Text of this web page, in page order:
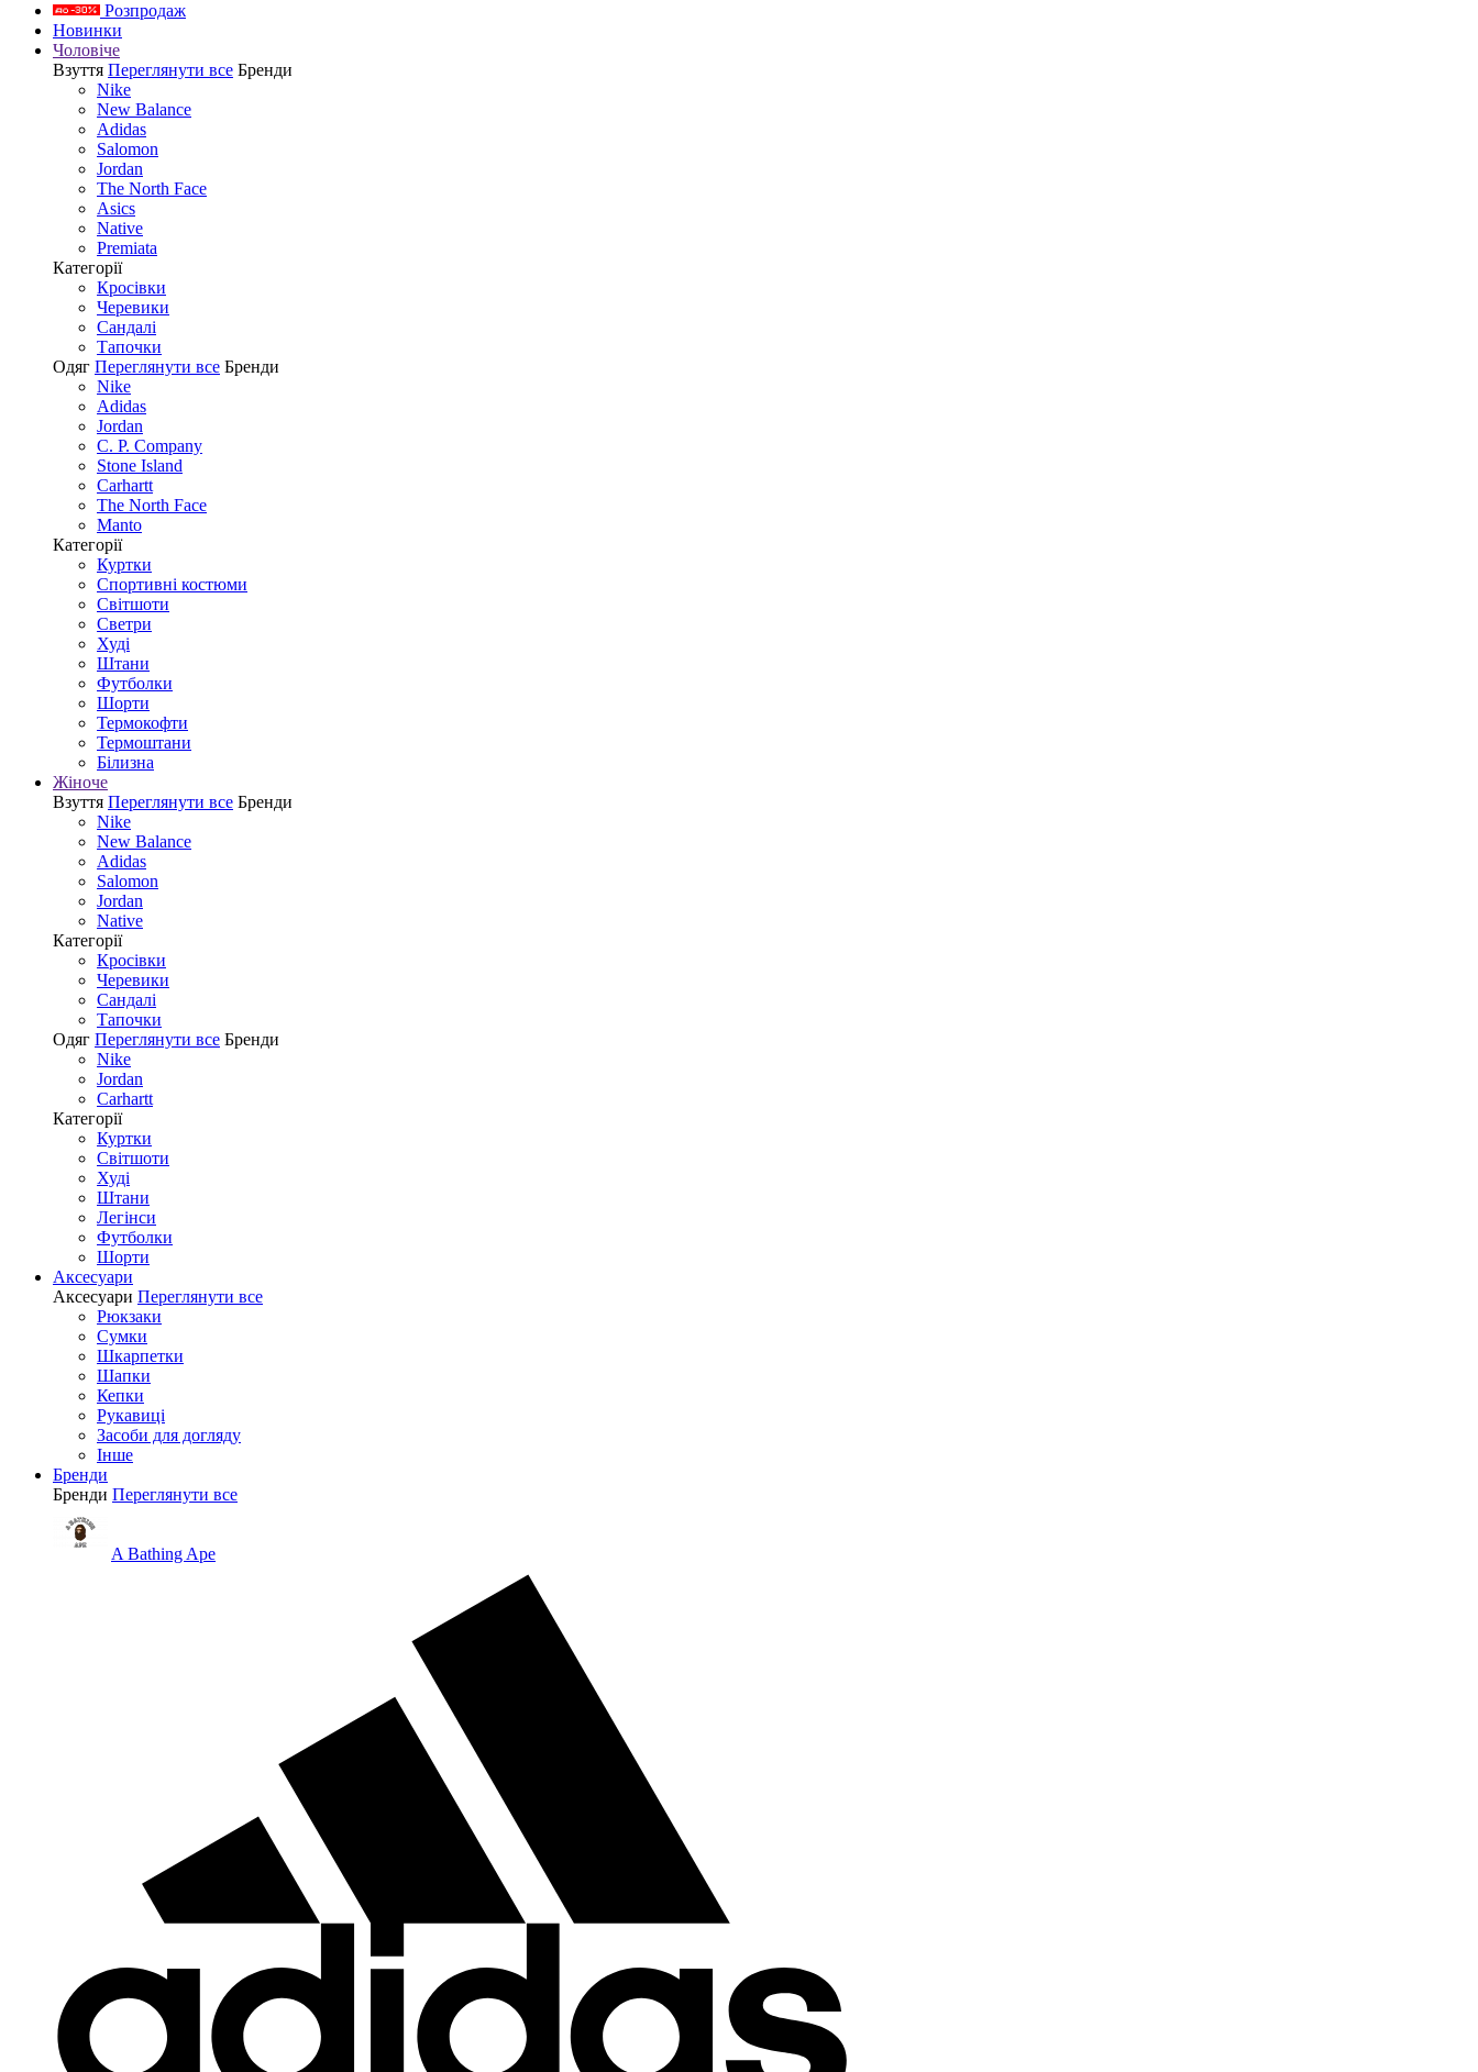
Розпродаж
Новинки
Чоловіче
Взуття Переглянути все Бренди
Nike
New Balance
Adidas
Salomon
Jordan
The North Face
Asics
Native
Premiata
Категорії
Кросівки
Черевики
Сандалі
Tапочки
Одяг Переглянути все Бренди
Nike
Adidas
Jordan
C. P. Company
Stone Island
Carhartt
The North Face
Manto
Категорії
Куртки
Спортивні костюми
Світшоти
Светри
Худі
Штани
Футболки
Шорти
Термокофти
Термоштани
Білизна
Жіноче
Взуття Переглянути все Бренди
Nike
New Balance
Adidas
Salomon
Jordan
Native
Категорії
Кросівки
Черевики
Сандалі
Tапочки
Одяг Переглянути все Бренди
Nike
Jordan
Carhartt
Категорії
Куртки
Світшоти
Худі
Штани
Легінси
Футболки
Шорти
Аксесуари
Аксесуари Переглянути все
Рюкзаки
Сумки
Шкарпетки
Шапки
Кепки
Рукавиці
Засоби для догляду
Інше
Бренди
Бренди Переглянути все
A Bathing Ape